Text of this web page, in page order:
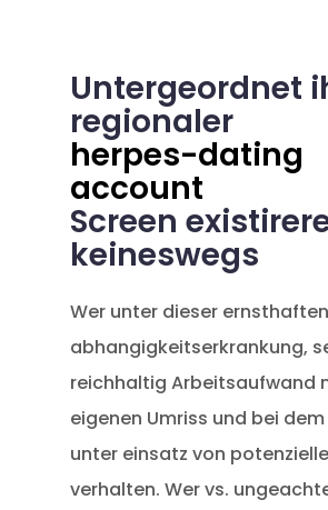
Untergeordnet
regionaler
herpes-dating
account
Screen
keineswegs
Wer unter dieser
abhangigkeitserkrankung,
reichhaltig Arbeitsaufwand
eigenen Umriss und bei
unter einsatz von
verhalten. Wer vs.